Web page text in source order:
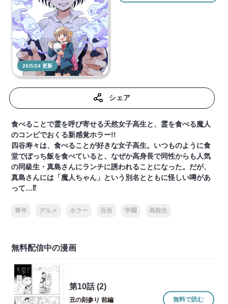
26/5/24 更新
シェア
食べることで霊を呼び寄せる天然女子高生と、霊を食べる魔人
のコンビでおくる新感覚ホラー!!
四谷寿々は、食べることが好きな女子高生。いつものように食
堂でぼっち飯を食べていると、なぜか高身長で同性からも人気
の同級生・真島さんにランチに誘われることになった。だが、
真島さんには「魔人ちゃん」という別名とともに怪しい噂があ
って…⁉
青年 グルメ ホラー 百合 学園 高校生
無料配信中の漫画
第10話 (2)
丑の刻参り 前編 無料で読む